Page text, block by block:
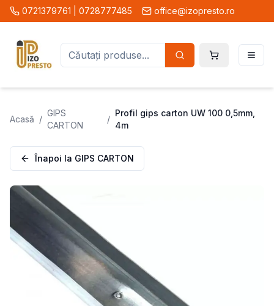
0721379761 | 0728777485 office@izopresto.ro
Acasă /
GIPS
CARTON
/
Profil gips carton UW 100 0,5mm,
4m
Înapoi la GIPS CARTON